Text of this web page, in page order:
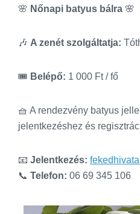
🌸 Nőnapi batyus bálra 🌸
🎶 A zenét szolgáltatja:
🎟 Belépő: 1 000 Ft / fő
🧺 A rendezvény batyus
jelentkezéshez és
📧 Jelentkezés:
📞 Telefon: 06 69 345 106